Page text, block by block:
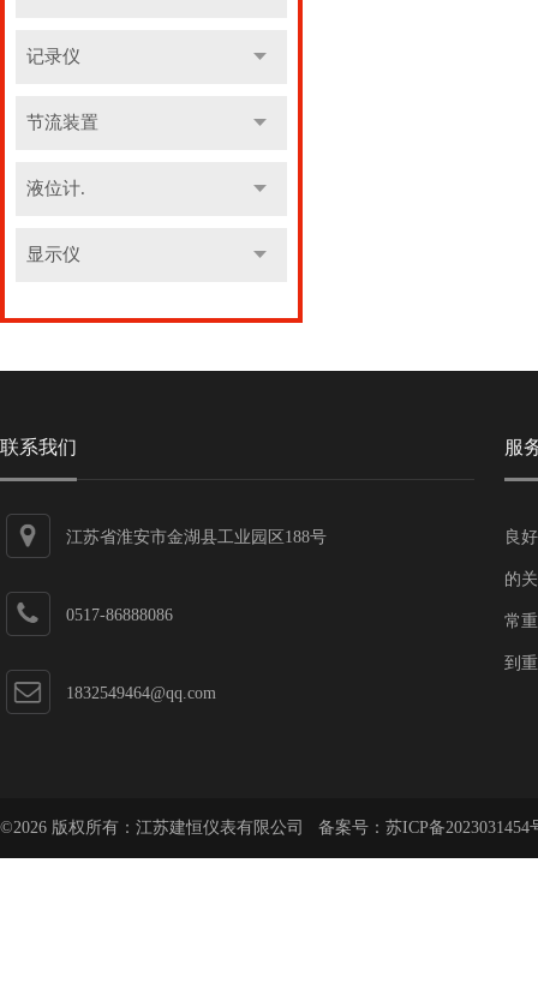
记录仪
节流装置
液位计.
显示仪
联系我们
江苏省淮安市金湖县工业园区188号
0517-86888086
1832549464@qq.com
服
良
的
常
到
©2026 版权所有：江苏建恒仪表有限公司 备案号： 苏ICP备2023031454